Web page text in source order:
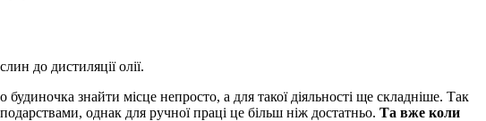
до дистиляції олії.
знайти місце непросто, а для такої діяльності ще складніше. Так
однак для ручної праці це більш ніж достатньо. Та вже коли